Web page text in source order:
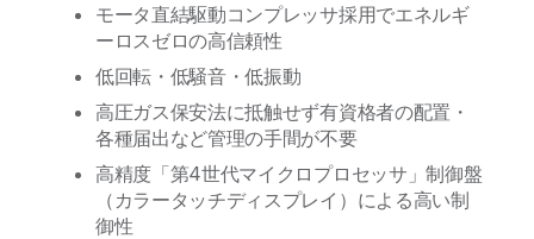
モータ直結駆動コンプレッサ採用でエネルギ
ーロスゼロの高信頼性
低回転・低騒音・低振動
高圧ガス保安法に抵触せず有資格者の配置・
各種届出など管理の手間が不要
高精度「第4世代マイクロプロセッサ」制御盤
（カラータッチディスプレイ）による高い制
御性